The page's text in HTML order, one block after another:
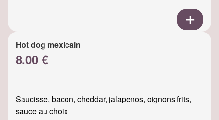
Hot dog mexicain
8.00 €
Saucisse, bacon, cheddar, jalapenos, oignons frits,
sauce au choix